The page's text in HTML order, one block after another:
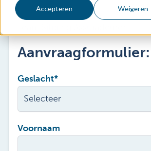
Accepteren Weigeren
Aanvraagformulier:
Geslacht*
Voornaam